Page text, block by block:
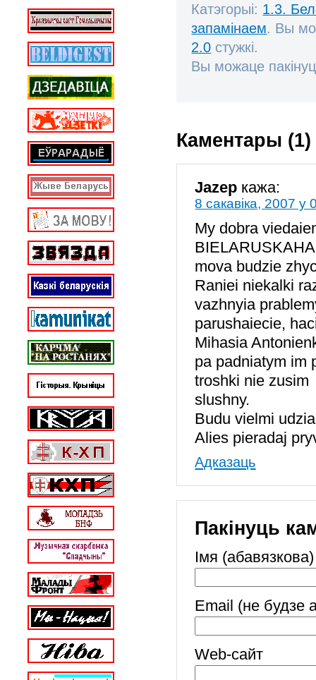
Катэгорыі: 1.3.
запамінаем. Вы
2.0 стужкі.
Вы можаце
Каментары (1)
Jazep кажа:
8 сакавіка, 2007 у
My dobra
mova budzie
Raniei niekalki
vazhnyia
parushaiecie,
Mihasia
pa padniatym im
troshki nie zusim
slushny.
Budu vielmi
Alies pieradaj
Адказаць
Пакінуць
Імя (абавязкова)
Email (не будзе
Web-cайт